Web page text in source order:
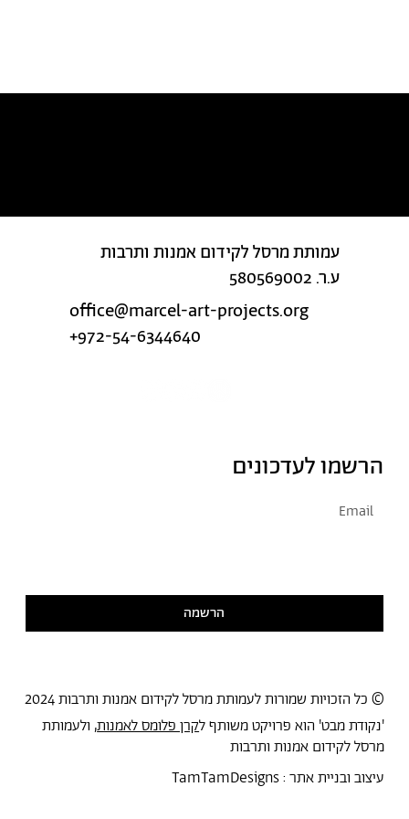
עמותת מרסל לקידום אמנות ותרבות
ע.ר. 580569002
office@marcel-art-projects.org
+972-54-6344640
הרשמו לעדכונים
הרשמה
© כל הזכויות שמורות לעמותת מרסל לקידום אמנות ותרבות 2024
'נקודת מבט' הוא פרויקט משותף לקרן פלומס לאמנות, ולעמותת
מרסל לקידום אמנות ותרבות
עיצוב ובניית אתר :TamTamDesigns